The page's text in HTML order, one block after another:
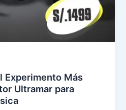
Experimento Más
Ultramar para